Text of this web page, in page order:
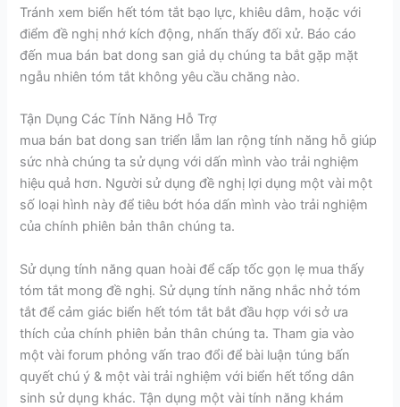
Tránh xem biển hết tóm tắt bạo lực, khiêu dâm, hoặc với
điểm đề nghị nhớ kích động, nhấn thấy đối xử. Báo cáo
đến mua bán bat dong san giả dụ chúng ta bắt gặp mặt
ngẫu nhiên tóm tắt không yêu cầu chăng nào.
Tận Dụng Các Tính Năng Hỗ Trợ
mua bán bat dong san triển lẵm lan rộng tính năng hỗ giúp
sức nhà chúng ta sử dụng với dấn mình vào trải nghiệm
hiệu quả hơn. Người sử dụng đề nghị lợi dụng một vài một
số loại hình này để tiêu bớt hóa dấn mình vào trải nghiệm
của chính phiên bản thân chúng ta.
Sử dụng tính năng quan hoài để cấp tốc gọn lẹ mua thấy
tóm tắt mong đề nghị. Sử dụng tính năng nhắc nhở tóm
tắt để cảm giác biển hết tóm tắt bắt đầu hợp với sở ưa
thích của chính phiên bản thân chúng ta. Tham gia vào
một vài forum phỏng vấn trao đổi để bài luận túng bấn
quyết chú ý & một vài trải nghiệm với biển hết tổng dân
sinh sử dụng khác. Tận dụng một vài tính năng khám